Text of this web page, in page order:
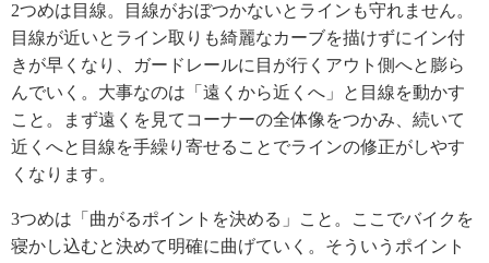
2つめは目線。目線がおぼつかないとラインも守れません。
目線が近いとライン取りも綺麗なカーブを描けずにイン付
きが早くなり、ガードレールに目が行くアウト側へと膨ら
んでいく。大事なのは「遠くから近くへ」と目線を動かす
こと。まず遠くを見てコーナーの全体像をつかみ、続いて
近くへと目線を手繰り寄せることでラインの修正がしやす
くなります。
3つめは「曲がるポイントを決める」こと。ここでバイクを
寝かし込むと決めて明確に曲げていく。そういうポイント